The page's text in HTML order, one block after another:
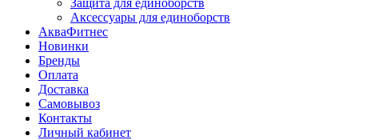
Защита для единоборств
Аксессуары для единоборств
АкваФитнес
Новинки
Бренды
Оплата
Доставка
Самовывоз
Контакты
Личный кабинет